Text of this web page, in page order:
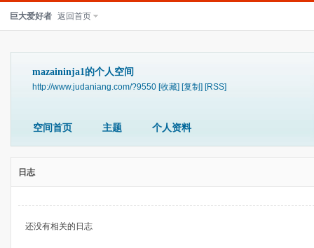
巨大爱好者 返回首页
mazaininja1的个人空间
http://www.judaniang.com/?9550 [收藏] [复制] [RSS]
空间首页 主题 个人资料
日志
还没有相关的日志